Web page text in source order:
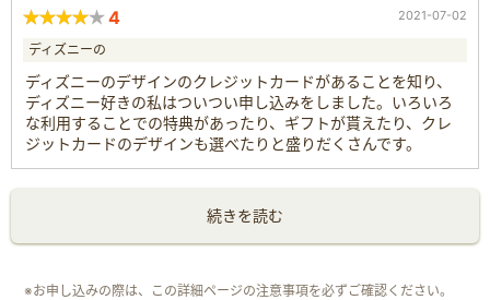
4 2021-07-02
ディズニーの
ディズニーのデザインのクレジットカードがあることを知り、
ディズニー好きの私はついつい申し込みをしました。いろいろ
な利用することでの特典があったり、ギフトが貰えたり、クレ
ジットカードのデザインも選べたりと盛りだくさんです。
続きを読む
※お申し込みの際は、この詳細ページの注意事項を必ずご確認ください。